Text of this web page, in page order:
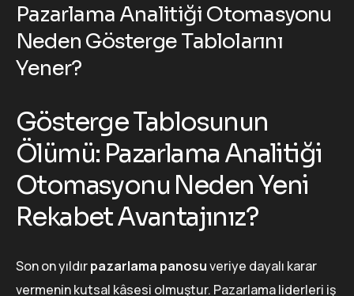
Pazarlama Analitiği Otomasyonu
Neden Gösterge Tablolarını
Yener?
Gösterge Tablosunun
Ölümü: Pazarlama Analitiği
Otomasyonu Neden Yeni
Rekabet Avantajınız?
Son on yıldırpazarlama panosuveriye dayalı karar
vermenin kutsal kâsesi olmuştur. Pazarlama liderleri iş